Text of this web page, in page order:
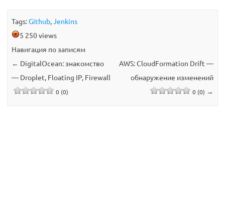
Tags:Github,Jenkins
5 250 views
Навигация по записям
← DigitalOcean: знакомство
— Droplet, Floating IP, Firewall
0 (0)
AWS: CloudFormation Drift —
обнаружение изменений
0 (0) →